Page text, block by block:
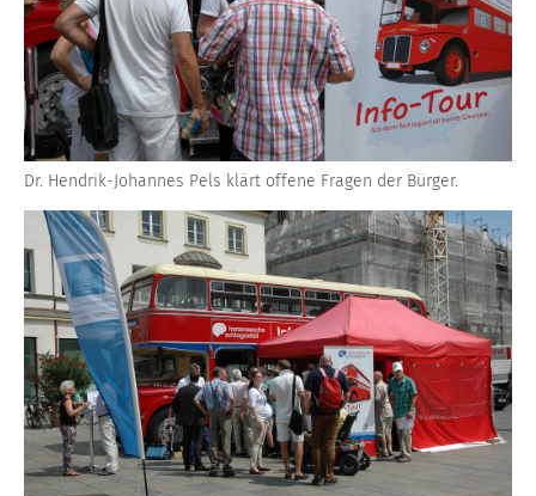
Dr. Hendrik-Johannes Pels klärt offene Fragen der Bürger.